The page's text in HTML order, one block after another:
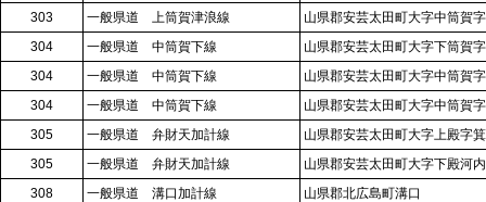
303
一般県道 上筒賀津浪線
山県郡安芸太田町大字中筒賀
304
一般県道 中筒賀下線
山県郡安芸太田町大字下筒賀
304
一般県道 中筒賀下線
山県郡安芸太田町大字中筒賀
304
一般県道 中筒賀下線
山県郡安芸太田町大字中筒賀
305
一般県道 弁財天加計線
山県郡安芸太田町大字上殿字
305
一般県道 弁財天加計線
山県郡安芸太田町大字下殿河
308
一般県道 溝口加計線
山県郡北広島町溝口